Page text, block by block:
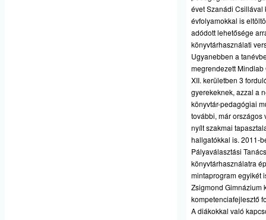
évet Szanádi Csillával
évfolyamokkal is
adódott lehetősége
könyvtárhasználati
Ugyanebben a
megrendezett
XII. kerületben 3
gyerekeknek, azzal a
könyvtár-pedagógiai
további, már országos
nyílt szakmai
hallgatókkal is. 2011-
Pályaválasztási
könyvtárhasználatra
mintaprogram egyikét
Zsigmond Gimnázium
kompetenciafejlesztő
A diákokkal való